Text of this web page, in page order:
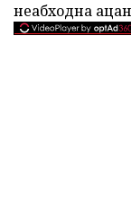
неабходна